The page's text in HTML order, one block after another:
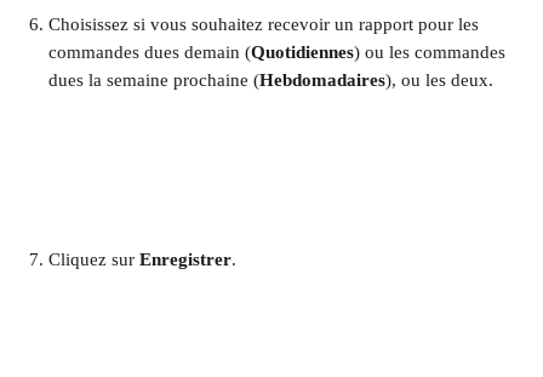
Choisissez si vous souhaitez recevoir un rapport pour les
commandes dues demain (Quotidiennes) ou les commandes
dues la semaine prochaine (Hebdomadaires), ou les deux. ​
Cliquez sur Enregistrer. ​